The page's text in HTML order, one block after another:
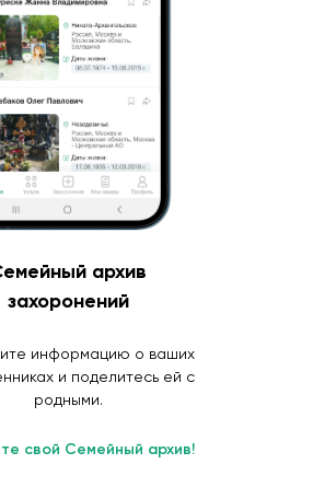
архив
захоронений
информацию о ваших
и поделитесь ей с
родными.
свой Семейный архив!